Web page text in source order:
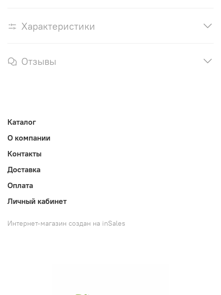
Характеристики
Отзывы
Каталог
О компании
Контакты
Доставка
Оплата
Личный кабинет
Интернет-магазин создан на inSales